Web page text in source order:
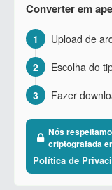
Converter em
1
Upload de
2
Escolha do
3
Fazer
Nós
criptografada
Política de